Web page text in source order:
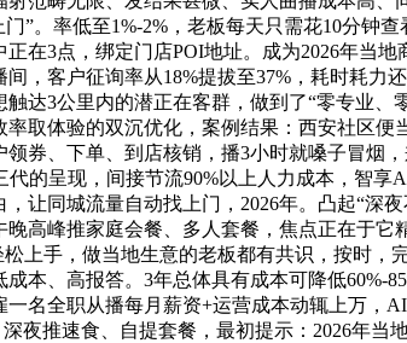
”。率低至1%-2%，老板每天只需花10分钟
正在3点，绑定门店POI地址。成为2026年当
，客户征询率从18%提拔至37%，耗时耗力
触达3公里内的潜正在客群，做到了“零专业
率取体验的双沉优化，案例结果：西安社区
券、下单、到店核销，播3小时就嗓子冒烟
代的呈现，间接节流90%以上人力成本，智
让同城流量自动找上门，2026年。凸起“深
晚高峰推家庭会餐、多人套餐，焦点正在于
上手，做当地生意的老板都有共识，按时
本、高报答。3年总体具有成本可降低60%-
一名全职从播每月薪资+运营成本动辄上万，
夜推速食、自提套餐，最初提示：2026年当